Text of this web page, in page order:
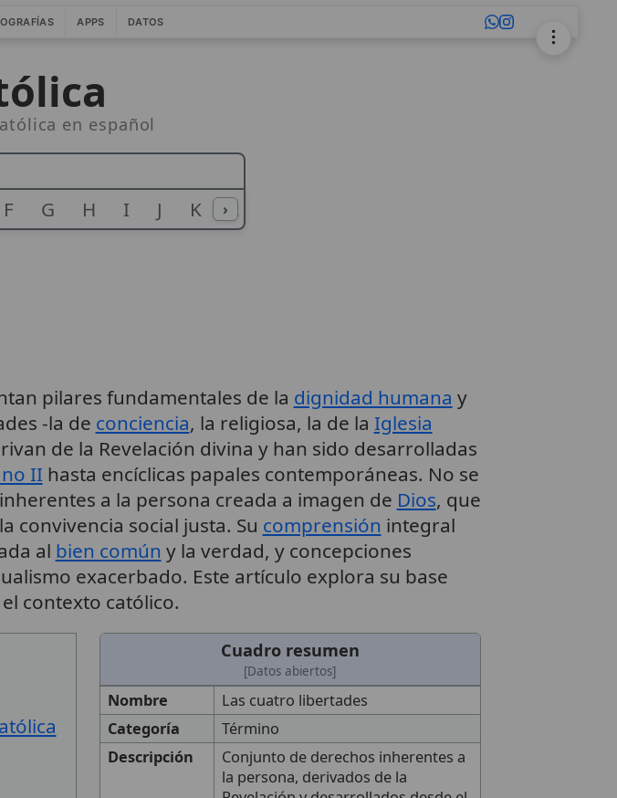
APPS DATOS
en español
F G H I J K L
›
pilares fundamentales de la dignidad humana y
-la de conciencia, la religiosa, la de la Iglesia
de la Revelación divina y han sido desarrolladas
IIhasta encíclicas papales contemporáneas. No se
a la persona creada a imagen de Dios, que
convivencia social justa. Su comprensión integral
al bien común y la verdad, y concepciones
exacerbado. Este artículo explora su base
contexto católico.
Cuadro resumen
[Datos abiertos]
Nombre
Las cuatro libertades
Categoría
Término
Descripción
Conjunto de derechos inherentes a
la persona, derivados de la